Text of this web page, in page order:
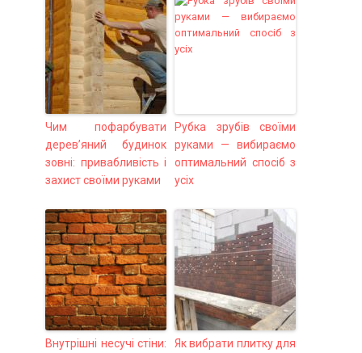
Чим пофарбувати
дерев’яний будинок
зовні: привабливість і
захист своїми руками
Рубка зрубів своїми
руками — вибираємо
оптимальний спосіб з
усіх
Внутрішні несучі стіни:
Як вибрати плитку для